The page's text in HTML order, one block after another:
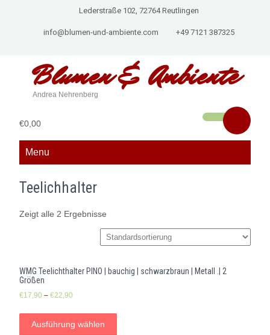
Lederstraße 102, 72764 Reutlingen
info@blumen-und-ambiente.com +49 7121 387325
Blumen &Ambiente
Andrea Nehrenberg
€0,00
Menu
Teelichhalter
Zeigt alle 2 Ergebnisse
WMG Teelichthalter PINO | bauchig | schwarzbraun | Metall .| 2
Größen
€17,90 – €22,90
Ausführung wählen